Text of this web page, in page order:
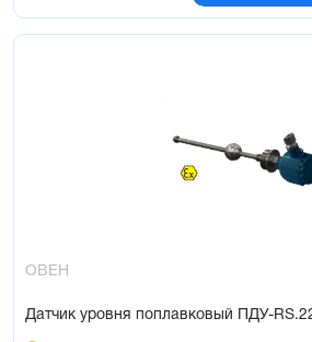
ОВЕН
Датчик уровня поплавковый ПДУ-